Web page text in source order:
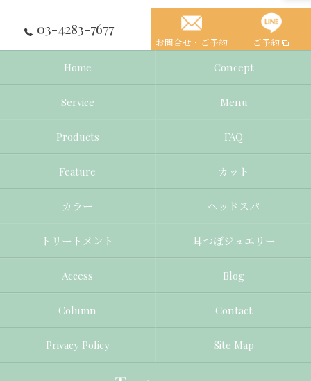
03-4283-7677
お問合せ・ご予約 ご予約
Home Concept
Service Menu
Products FAQ
Feature カット
カラー ヘッドスパ
トリートメント 耳つぼジュエリー
Access Blog
Column Contact
Privacy Policy Site Map